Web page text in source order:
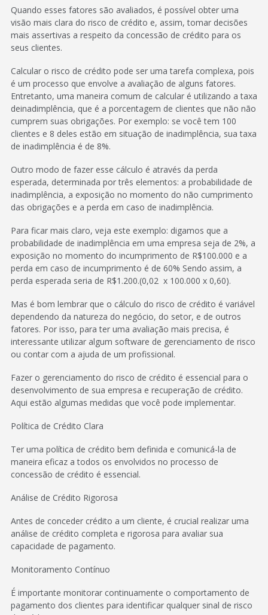
Quando esses fatores são avaliados, é possível obter uma
visão mais clara do risco de crédito e, assim, tomar decisões
mais assertivas a respeito da concessão de crédito para os
seus clientes.
Calcular o risco de crédito pode ser uma tarefa complexa, pois
é um processo que envolve a avaliação de alguns fatores.
Entretanto, uma maneira comum de calcular é utilizando a taxa
deinadimplência, que é a porcentagem de clientes que não não
cumprem suas obrigações. Por exemplo: se você tem 100
clientes e 8 deles estão em situação de inadimplência, sua taxa
de inadimplência é de 8%.
Outro modo de fazer esse cálculo é através da perda
esperada, determinada por três elementos: a probabilidade de
inadimplência, a exposição no momento do não cumprimento
das obrigações e a perda em caso de inadimplência.
Para ficar mais claro, veja este exemplo: digamos que a
probabilidade de inadimplência em uma empresa seja de 2%, a
exposição no momento do incumprimento de R$100.000 e a
perda em caso de incumprimento é de 60% Sendo assim, a
perda esperada seria de R$1.200.(0,02 x 100.000 x 0,60).
Mas é bom lembrar que o cálculo do risco de crédito é variável
dependendo da natureza do negócio, do setor, e de outros
fatores. Por isso, para ter uma avaliação mais precisa, é
interessante utilizar algum software de gerenciamento de risco
ou contar com a ajuda de um profissional.
Fazer o gerenciamento do risco de crédito é essencial para o
desenvolvimento de sua empresa e recuperação de crédito.
Aqui estão algumas medidas que você pode implementar.
Política de Crédito Clara
Ter uma política de crédito bem definida e comunicá-la de
maneira eficaz a todos os envolvidos no processo de
concessão de crédito é essencial.
Análise de Crédito Rigorosa
Antes de conceder crédito a um cliente, é crucial realizar uma
análise de crédito completa e rigorosa para avaliar sua
capacidade de pagamento.
Monitoramento Contínuo
É importante monitorar continuamente o comportamento de
pagamento dos clientes para identificar qualquer sinal de risco